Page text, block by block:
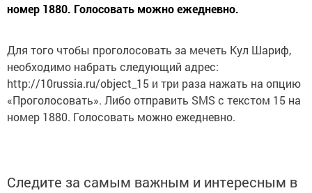
номер 1880. Голосовать можно ежедневно.
Для того чтобы проголосовать за мечеть Кул Шариф,
необходимо набрать следующий адрес:
http://10russia.ru/object_15 и три раза нажать на опцию
«Проголосовать». Либо отправить SMS с текстом 15 на
номер 1880. Голосовать можно ежедневно.
Следите за самым важным и интересным в